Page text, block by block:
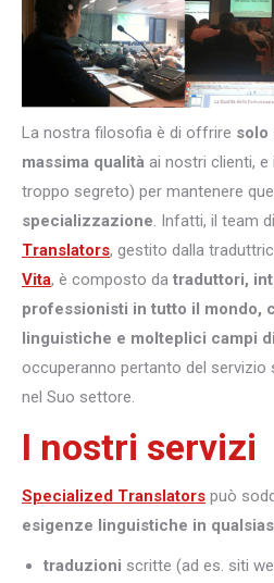
La nostra filosofia è di offrire solo
massima qualità ai nostri clienti,
troppo segreto) per mantenere
specializzazione. Infatti, il team di
Translators, gestito dalla
Vita, è composto da traduttori,
professionisti in tutto il mondo,
linguistiche e molteplici campi
occuperanno pertanto del servizio
nel Suo settore.
I nostri servizi
Specialized Translators può
esigenze linguistiche in
traduzioni scritte (ad es. siti